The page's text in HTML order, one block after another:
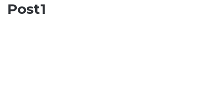
Post1